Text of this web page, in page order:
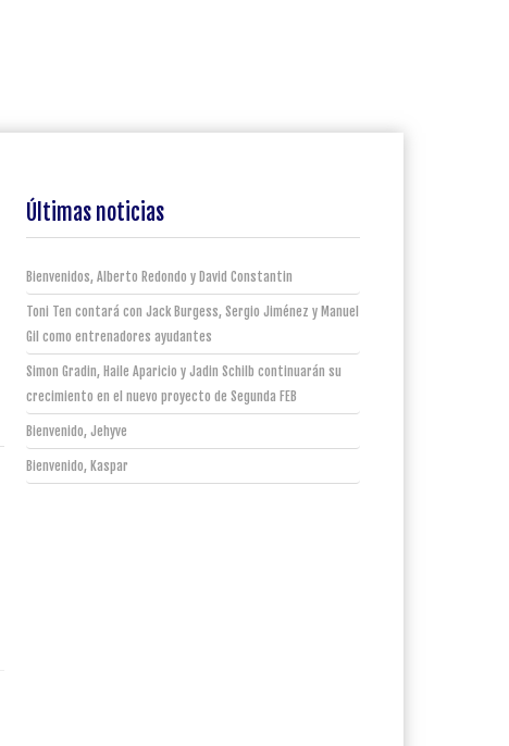
Últimas noticias
Bienvenidos, Alberto Redondo y David Constantin
Toni Ten contará con Jack Burgess, Sergio Jiménez y Manuel
Gil como entrenadores ayudantes
Simon Gradin, Haile Aparicio y Jadin Schilb continuarán su
crecimiento en el nuevo proyecto de Segunda FEB
Bienvenido, Jehyve
Bienvenido, Kaspar